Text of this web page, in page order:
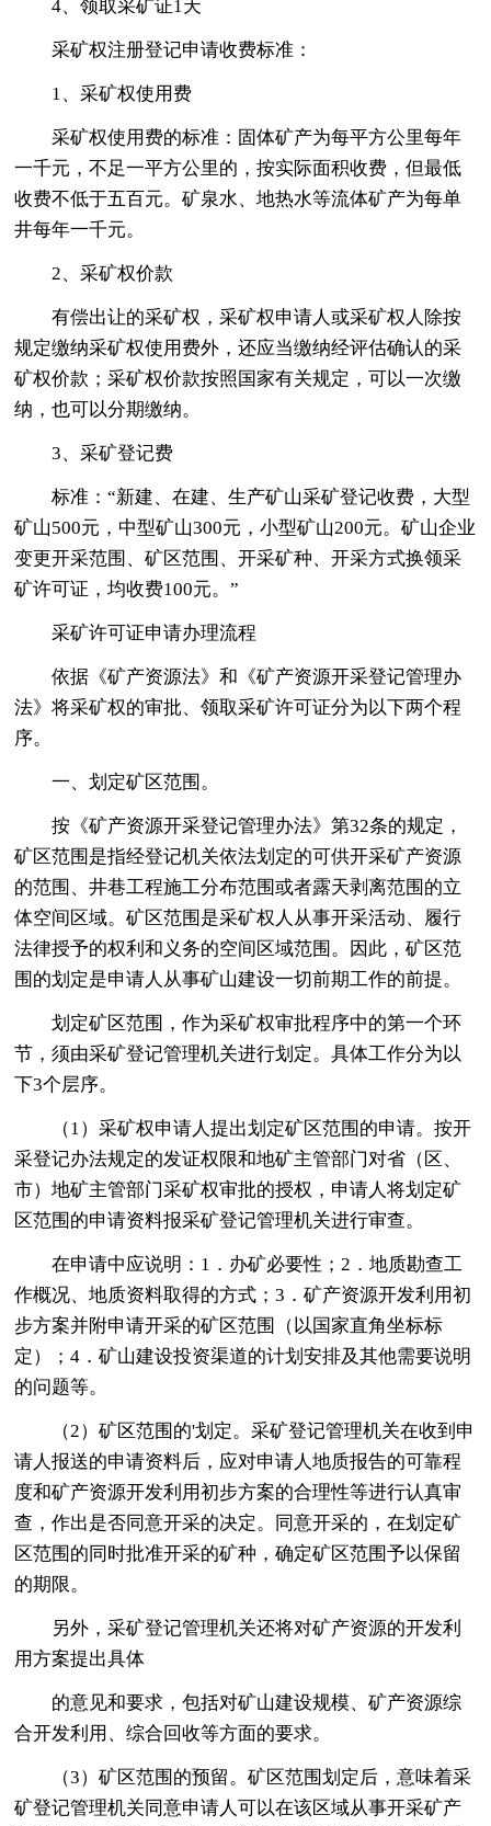
4、领取采矿证1天
采矿权注册登记申请收费标准：
1、采矿权使用费
采矿权使用费的标准：固体矿产为每平方公里每年
一千元，不足一平方公里的，按实际面积收费，但最低
收费不低于五百元。矿泉水、地热水等流体矿产为每单
井每年一千元。
2、采矿权价款
有偿出让的采矿权，采矿权申请人或采矿权人除按
规定缴纳采矿权使用费外，还应当缴纳经评估确认的采
矿权价款；采矿权价款按照国家有关规定，可以一次缴
纳，也可以分期缴纳。
3、采矿登记费
标准：“新建、在建、生产矿山采矿登记收费，大型
矿山500元，中型矿山300元，小型矿山200元。矿山企业
变更开采范围、矿区范围、开采矿种、开采方式换领采
矿许可证，均收费100元。”
采矿许可证申请办理流程
依据《矿产资源法》和《矿产资源开采登记管理办
法》将采矿权的审批、领取采矿许可证分为以下两个程
序。
一、划定矿区范围。
按《矿产资源开采登记管理办法》第32条的规定，
矿区范围是指经登记机关依法划定的可供开采矿产资源
的范围、井巷工程施工分布范围或者露天剥离范围的立
体空间区域。矿区范围是采矿权人从事开采活动、履行
法律授予的权利和义务的空间区域范围。因此，矿区范
围的划定是申请人从事矿山建设一切前期工作的前提。
划定矿区范围，作为采矿权审批程序中的第一个环
节，须由采矿登记管理机关进行划定。具体工作分为以
下3个层序。
（1）采矿权申请人提出划定矿区范围的申请。按开
采登记办法规定的发证权限和地矿主管部门对省（区、
市）地矿主管部门采矿权审批的授权，申请人将划定矿
区范围的申请资料报采矿登记管理机关进行审查。
在申请中应说明：1．办矿必要性；2．地质勘查工
作概况、地质资料取得的方式；3．矿产资源开发利用初
步方案并附申请开采的矿区范围（以国家直角坐标标
定）；4．矿山建设投资渠道的计划安排及其他需要说明
的问题等。
（2）矿区范围的'划定。采矿登记管理机关在收到申
请人报送的申请资料后，应对申请人地质报告的可靠程
度和矿产资源开发利用初步方案的合理性等进行认真审
查，作出是否同意开采的决定。同意开采的，在划定矿
区范围的同时批准开采的矿种，确定矿区范围予以保留
的期限。
另外，采矿登记管理机关还将对矿产资源的开发利
用方案提出具体
的意见和要求，包括对矿山建设规模、矿产资源综
合开发利用、综合回收等方面的要求。
（3）矿区范围的预留。矿区范围划定后，意味着采
矿登记管理机关同意申请人可以在该区域从事开采矿产